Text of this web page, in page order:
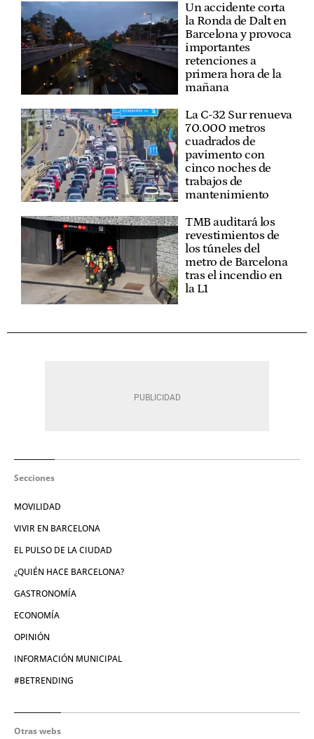
Un accidente corta
la Ronda de Dalt en
Barcelona y provoca
importantes
retenciones a
primera hora de la
mañana
La C-32 Sur renueva
70.000 metros
cuadrados de
pavimento con
cinco noches de
trabajos de
mantenimiento
TMB auditará los
revestimientos de
los túneles del
metro de Barcelona
tras el incendio en
la L1
Secciones
MOVILIDAD
VIVIR EN BARCELONA
EL PULSO DE LA CIUDAD
¿QUIÉN HACE BARCELONA?
GASTRONOMÍA
ECONOMÍA
OPINIÓN
INFORMACIÓN MUNICIPAL
#BETRENDING
Otras webs